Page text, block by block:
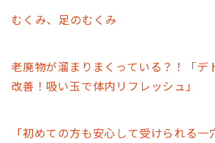
むくみ、足のむくみ
老廃物が溜まりまくっている？！「デ
改善！吸い玉で体内リフレッシュ」
「初めての方も安心して受けられる一